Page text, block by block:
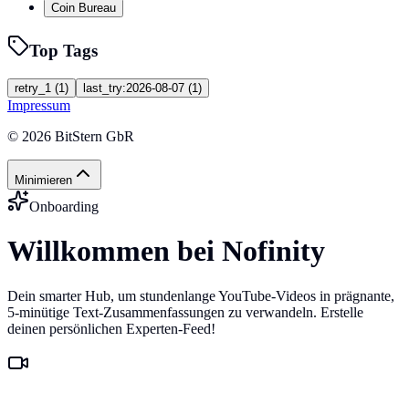
Coin Bureau
Top Tags
retry_1 (1 ) last_try:2026-08-07 (1 )
Impressum
© 2026 BitStern GbR
Minimieren
Onboarding
Willkommen bei Nofinity
Dein smarter Hub, um stundenlange YouTube-Videos in prägnante,
5-minütige Text-Zusammenfassungen zu verwandeln. Erstelle
deinen persönlichen Experten-Feed!